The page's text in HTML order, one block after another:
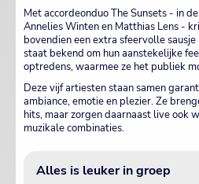
Met accordeonduo The Sunsets - in
Annelies Winten en Matthias Lens -
bovendien een extra sfeervolle
staat bekend om hun aanstekelijke
optredens, waarmee ze het publiek
Deze vijf artiesten staan samen
ambiance, emotie en plezier. Ze
hits, maar zorgen daarnaast live ook
muzikale combinaties.
Alles is leuker in groep